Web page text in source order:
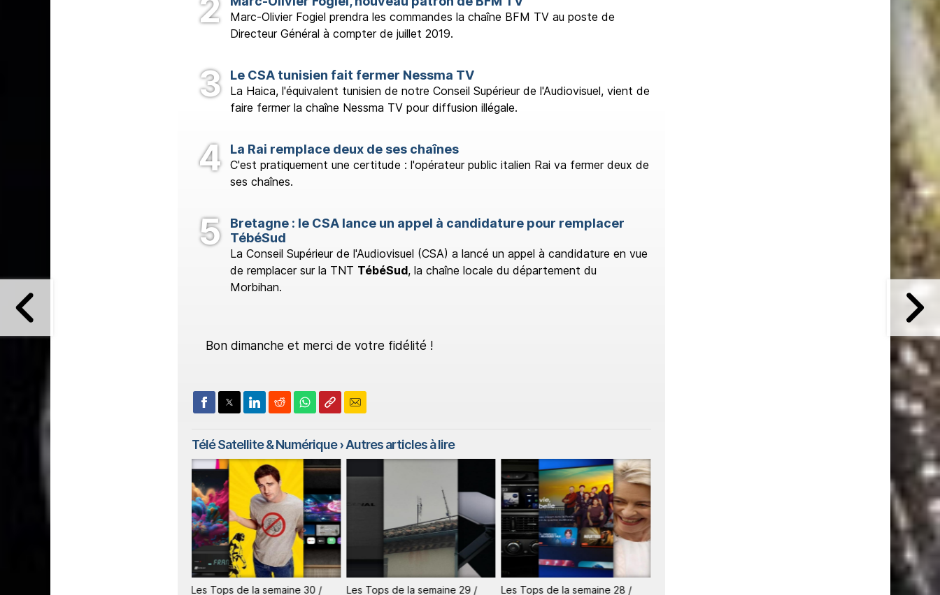
Marc-Olivier Fogiel prendra les commandes la chaîne BFM TV au poste de
Directeur Général à compter de juillet 2019.
Le CSA tunisien fait fermer Nessma TV
La Haica, l'équivalent tunisien de notre Conseil Supérieur de l'Audiovisuel, vient de
faire fermer la chaîne Nessma TV pour diffusion illégale.
La Rai remplace deux de ses chaînes
C'est pratiquement une certitude : l'opérateur public italien Rai va fermer deux de
ses chaînes.
Bretagne : le CSA lance un appel à candidature pour remplacer
TébéSud
La Conseil Supérieur de l'Audiovisuel (CSA) a lancé un appel à candidature en vue
de remplacer sur la TNT TébéSud, la chaîne locale du département du
Morbihan.
Bon dimanche et merci de votre fidélité !
Télé Satellite & Numérique› Autres articles à lire
Les Tops de la semaine 30 /
Les Tops de la semaine 29 /
Les Tops de la semaine 28 /
Les Tops de la semaine 26